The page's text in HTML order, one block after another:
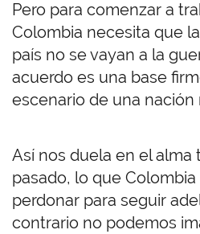
Pero para comenzar a
Colombia necesita que
país no se vayan a la
acuerdo es una base
escenario de una nación
Así nos duela en el alma
pasado, lo que
perdonar para seguir
contrario no podemos